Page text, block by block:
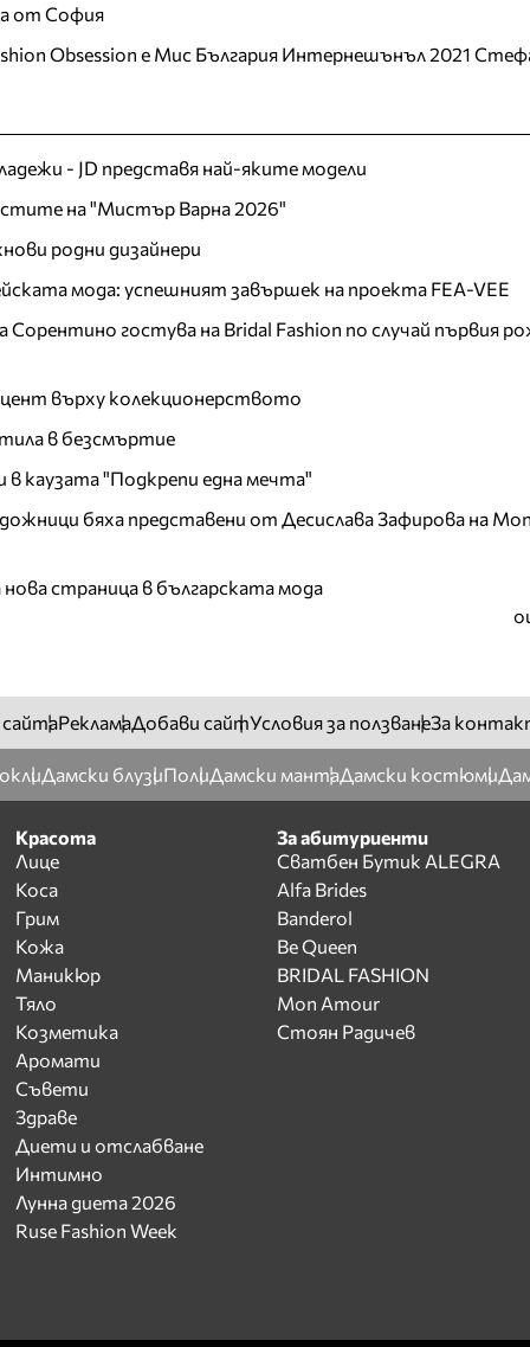
от София
Obsession е Мис България Интернешънъл 2021
- JD представя най-яките модели
на "Мистър Варна 2026"
родни дизайнери
мода: успешният завършек на проекта FEA-VEE
гостува на Bridal Fashion по случай първия
върху колекционерството
в безсмъртие
в каузата "Подкрепи една мечта"
бяха представени от Десислава Зафирова на
страница в българската мода
сайтаРекламаДобави сайтУсловия за ползванеЗа
Дамски блузиПолиДамски мантаДамски костюми
Красота
Лице
Коса
Грим
Кожа
Маникюр
Тяло
Козметика
Аромати
Съвети
Здраве
Диети и отслабване
Интимно
Лунна диета 2026
Ruse Fashion Week
За абитуриенти
Сватбен Бутик ALEGRA
Alfa Brides
Banderol
Be Queen
BRIDAL FASHION
Mon Amour
Стоян Радичев